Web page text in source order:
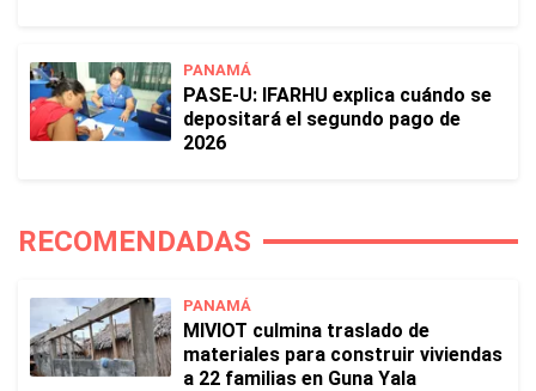
PANAMÁ
PASE-U: IFARHU explica cuándo se
depositará el segundo pago de
2026
RECOMENDADAS
PANAMÁ
MIVIOT culmina traslado de
materiales para construir viviendas
a 22 familias en Guna Yala